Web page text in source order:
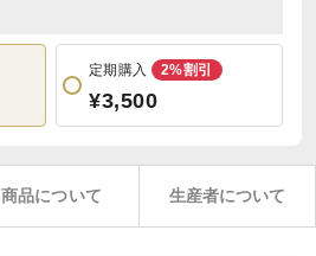
定期購入 2%割引
¥3,500
商品について 生産者について